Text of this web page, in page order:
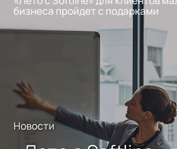
бизнеса пройдет с подарками
Новости